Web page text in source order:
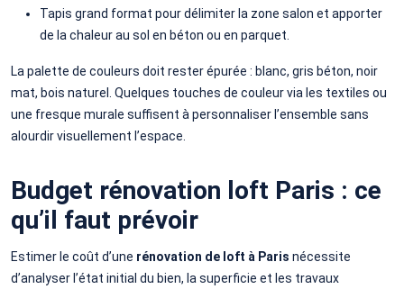
Tapis grand format pour délimiter la zone salon et apporter
de la chaleur au sol en béton ou en parquet.
La palette de couleurs doit rester épurée : blanc, gris béton, noir
mat, bois naturel. Quelques touches de couleur via les textiles ou
une fresque murale suffisent à personnaliser l’ensemble sans
alourdir visuellement l’espace.
Budget rénovation loft Paris : ce
qu’il faut prévoir
Estimer le coût d’une rénovation de loft à Paris nécessite
d’analyser l’état initial du bien, la superficie et les travaux